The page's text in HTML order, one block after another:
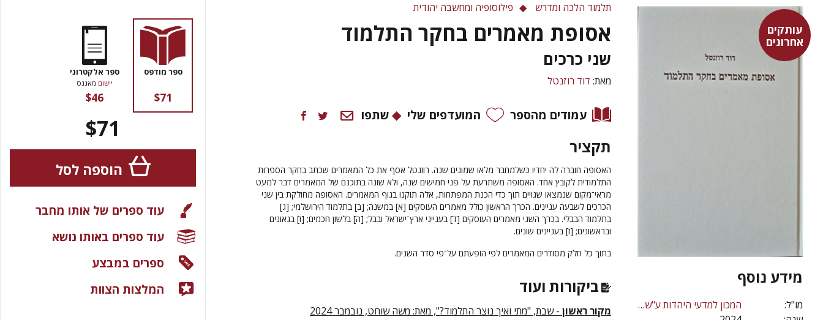
עותקים
אחרונים
מידע נוסף
מו"ל:
המכון למדעי היהדות ע"ש מנדל
תלמוד הלכה ומדרש פילוסופיה ומחשבה יהודית
אסופת מאמרים בחקר התלמוד
שני כרכים
מאת: דוד רוזנטל
עמודים מהספר המועדפים שלי שתפו
תקציר
האסופה חוברה לה יחדיו כשלמחבר מלאו שמונים שנה. רוזנטל אסף את כל המאמרים שכתב בחקר הספרות
התלמודית לקובץ אחד. האסופה משתרעת על פני חמישים שנה, ולא שונה בתוכנם של המאמרים דבר למעט
מראי־מקום שנמצאו שגויים תוך כדי הכנת המפתחות, אלה תוקנו בגוף המאמרים. האסופה מחולקת בין שני
הכרכים לשבעה עניינים. הכרך הראשון כולל מאמרים העוסקים [א] במשנה; [ב] בתלמוד הירושלמי; [ג]
בתלמוד הבבלי. בכרך השני מאמרים העוסקים [ד] בענייני ארץ־ישראל ובבל; [ה] בלשון חכמים; [ו] בגאונים
ובראשונים; [ז] בעניינים שונים.
בתוך כל חלק מסודרים המאמרים לפי הופעתם על־פי סדר השנים.
ביקורות ועוד
מקור ראשון - שבת, "מתי ואיך נוצר התלמוד?", מאת: משה שוחט, נובמבר 2024
ספר מודפס
$71
ספר אלקטרוני
יישום מאגנס
$46
$71
הוספה לסל
עוד ספרים של אותו מחבר
עוד ספרים באותו נושא
ספרים במבצע
המלצות הצוות